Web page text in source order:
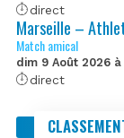
direct
Marseille –
Match amical
dim 9 Août 2026 à
direct